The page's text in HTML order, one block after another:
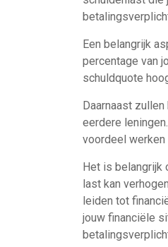
Een belangrijk
percentage van
schuldquote
Daarnaast
eerdere
voordeel werken
Het is belangrijk
last kan
leiden tot
jouw financiële